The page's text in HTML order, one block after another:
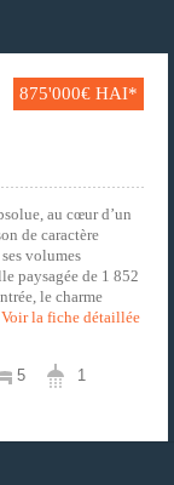
875'000€ HAI*
au cœur d’un
de caractère
volumes
paysagée de 1 852
le charme
Voir la fiche détaillée
5
1